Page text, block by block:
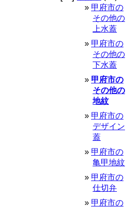
甲府市の
その他の
上水蓋
甲府市の
その他の
下水蓋
甲府市の
その他の
地紋
甲府市の
デザイン
蓋
甲府市の
亀甲地紋
甲府市の
仕切弁
甲府市の